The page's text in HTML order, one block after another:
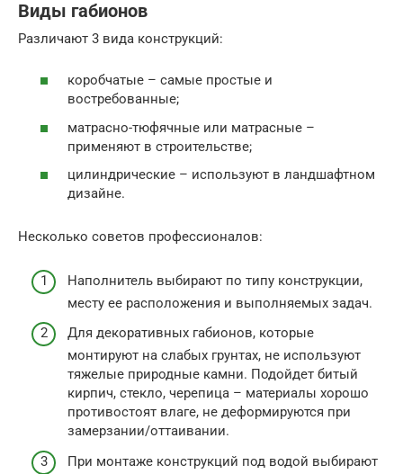
Виды габионов
Различают 3 вида конструкций:
коробчатые – самые простые и
востребованные;
матрасно-тюфячные или матрасные –
применяют в строительстве;
цилиндрические – используют в ландшафтном
дизайне.
Несколько советов профессионалов:
Наполнитель выбирают по типу конструкции,
месту ее расположения и выполняемых задач.
Для декоративных габионов, которые
монтируют на слабых грунтах, не используют
тяжелые природные камни. Подойдет битый
кирпич, стекло, черепица – материалы хорошо
противостоят влаге, не деформируются при
замерзании/оттаивании.
При монтаже конструкций под водой выбирают